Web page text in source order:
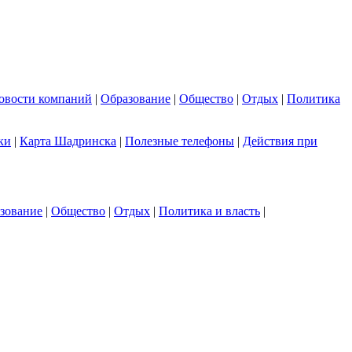
компаний | Образование | Общество | Отдых | Политика
| Карта Шадринска | Полезные телефоны | Действия при
| Общество | Отдых | Политика и власть |